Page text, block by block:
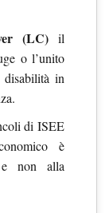
(LC) il
o l’unito
disabilità in
di ISEE
è
e non alla